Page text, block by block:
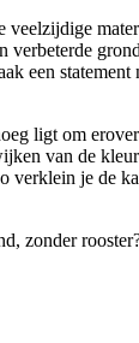
een
ligt om
van de
verklein je
zonder